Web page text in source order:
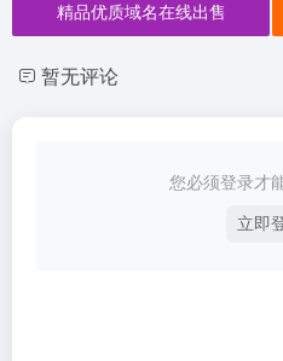
精品优质域名在线出售
暂无评论
您必须登录才
立即